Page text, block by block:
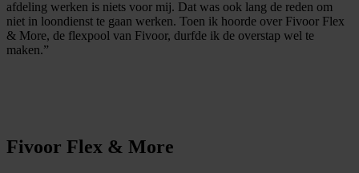
afdeling werken is niets voor mij. Dat was ook lang de reden om
niet in loondienst te gaan werken. Toen ik hoorde over Fivoor Flex
& More, de flexpool van Fivoor, durfde ik de overstap wel te
maken.”
Fivoor Flex & More